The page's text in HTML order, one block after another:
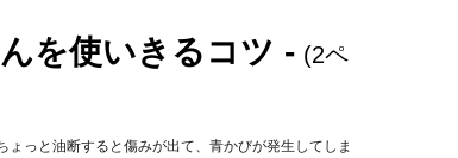
を使いきるコツ - (2ペ
っと油断すると傷みが出て、青かびが発生してしま